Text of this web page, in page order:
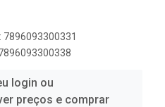
7896093300331
login ou
preços e comprar